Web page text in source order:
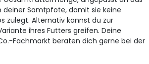
deiner Samtpfote, damit sie keine
zulegt. Alternativ kannst du zur
ihres Futters greifen. Deine
Fachmarkt beraten dich gerne bei der